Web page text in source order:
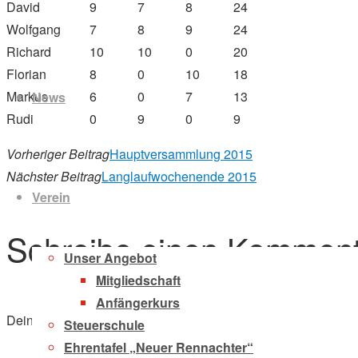
Zum
Inhalt
springenNews
Verein
Unser Angebot
Mitgliedschaft
Anfängerkurs
Steuerschule
Ehrentafel „Neuer Rennachter“
David
9 7 8
24
Wolfgang
7 8 9
24
Richard
10 10 0
20
Florian
8 0 10
18
Markus
6 0 7
13
Rudi
0 9 0
9
Vorheriger BeitragHauptversammlung 2015
Nächster BeitragLanglaufwochenende 2015
Schreibe einen
Deine E-Mail-Adresse wird nicht veröffentlicht.